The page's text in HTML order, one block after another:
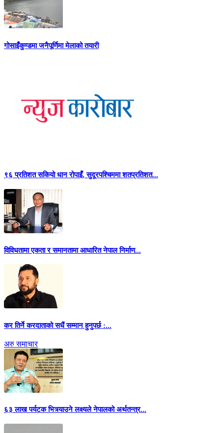
गोसाइँकुण्डमा जनैपूर्णिमा मेलाको तयारी
९६ प्रतिशत सकियो धान रोपाइँ, सुदूरपश्चिममा शतप्रतिशत...
विविधतामा एकता र समानतामा आधारित नेपाल निर्माण...
कर तिर्ने करदाताको सधैं सम्मान हुनुपर्छ :...
अरु समाचार
६३ लाख पर्यटक भित्र्याउने लक्ष्यले नेपालको अर्थतन्त्र...